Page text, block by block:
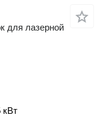
для лазерной
кВт